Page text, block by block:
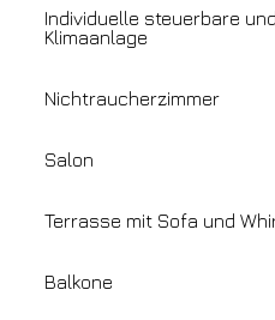
Individuelle steuerbare
Klimaanlage
Nichtraucherzimmer
Salon
Terrasse mit Sofa und
Balkone